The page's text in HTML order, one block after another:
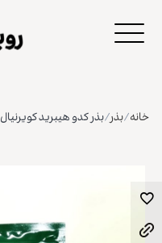
خانه/بذر/بذر کدو هیبرید کویرنیال